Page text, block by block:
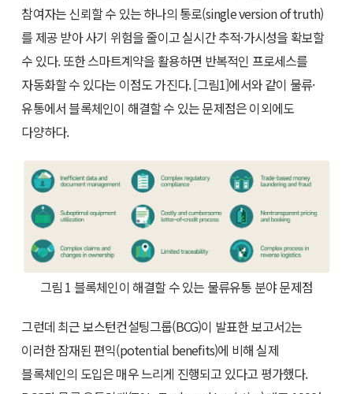
참여자는 신뢰할 수 있는 하나의 통로(single version of truth)
를 제공 받아 사기 위험을 줄이고 실시간 추적·가시성을 확보할
수 있다. 또한 스마트계약을 활용하면 반복적인 프로세스를
자동화할 수 있다는 이점도 가진다. [그림1]에서와 같이 물류·
유통에서 블록체인이 해결할 수 있는 문제점은 이외에도
다양하다.
그림 1 블록체인이 해결할 수 있는 물류유통 분야 문제점
그런데 최근 보스턴컨설팅그룹(BCG)이 발표한 보고서2는
이러한 잠재된 편익(potential benefits)에 비해 실제
블록체인의 도입은 매우 느리게 진행되고 있다고 평가했다.